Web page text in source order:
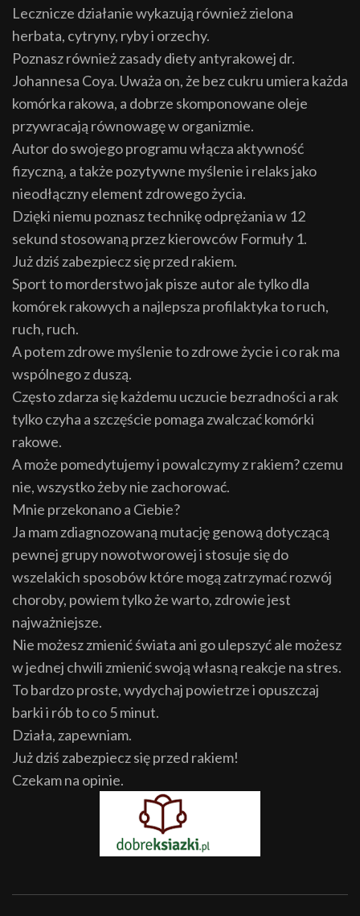
Lecznicze działanie wykazują również zielona
herbata, cytryny, ryby i orzechy.
Poznasz również zasady diety antyrakowej dr.
Johannesa Coya. Uważa on, że bez cukru umiera każda
komórka rakowa, a dobrze skomponowane oleje
przywracają równowagę w organizmie.
Autor do swojego programu włącza aktywność
fizyczną, a także pozytywne myślenie i relaks jako
nieodłączny element zdrowego życia.
Dzięki niemu poznasz technikę odprężania w 12
sekund stosowaną przez kierowców Formuły 1.
Już dziś zabezpiecz się przed rakiem.
Sport to morderstwo jak pisze autor ale tylko dla
komórek rakowych a najlepsza profilaktyka to ruch,
ruch, ruch.
A potem zdrowe myślenie to zdrowe życie i co rak ma
wspólnego z duszą.
Często zdarza się każdemu uczucie bezradności a rak
tylko czyha a szczęście pomaga zwalczać komórki
rakowe.
A może pomedytujemy i powalczymy z rakiem? czemu
nie, wszystko żeby nie zachorować.
Mnie przekonano a Ciebie?
Ja mam zdiagnozowaną mutację genową dotyczącą
pewnej grupy nowotworowej i stosuje się do
wszelakich sposobów które mogą zatrzymać rozwój
choroby, powiem tylko że warto, zdrowie jest
najważniejsze.
Nie możesz zmienić świata ani go ulepszyć ale możesz
w jednej chwili zmienić swoją własną reakcje na stres.
To bardzo proste, wydychaj powietrze i opuszczaj
barki i rób to co 5 minut.
Działa, zapewniam.
Już dziś zabezpiecz się przed rakiem!
Czekam na opinie.